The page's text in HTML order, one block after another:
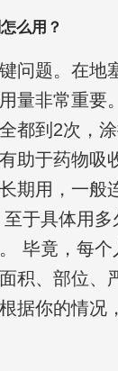
么用？
问题。在地
量非常重要
都到2次，
助于药物吸
期用，一般
于具体用
毕竟，每个
积、部位、
据你的情况